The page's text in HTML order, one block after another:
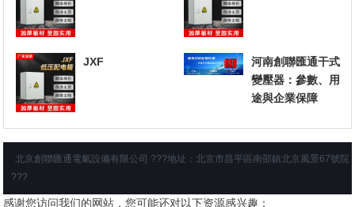
JXF
河南創聯匯通干式
變壓器：參數、用
途與企業保障
北京創聯匯通電氣設備有限公司 ???地址：北京市昌平區南邵鎮北京風景67號院
???
感谢您访问我们的网站，您可能还对以下资源感兴趣：